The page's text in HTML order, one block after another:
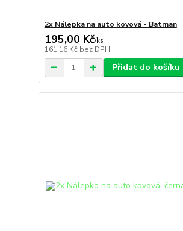
2x Nálepka na auto kovová - Batman
195,00 Kč/ks
161,16 Kč bez DPH
Přidat do košíku